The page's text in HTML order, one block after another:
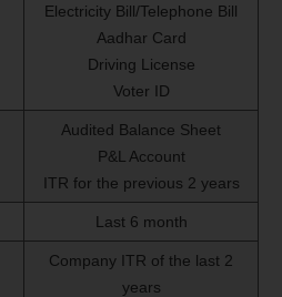
Electricity Bill/Telephone Bill
Aadhar Card
Driving License
Voter ID
Audited Balance Sheet
P&L Account
ITR for the previous 2 years
Last 6 month
Company ITR of the last 2
years